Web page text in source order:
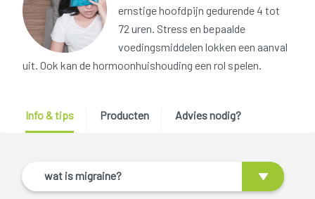
ernstige hoofdpijn gedurende 4 tot
72 uren. Stress en bepaalde
voedingsmiddelen lokken een aanval
uit. Ook kan de hormoonhuishouding een rol spelen.
Info & tips Producten Advies nodig?
wat is migraine?